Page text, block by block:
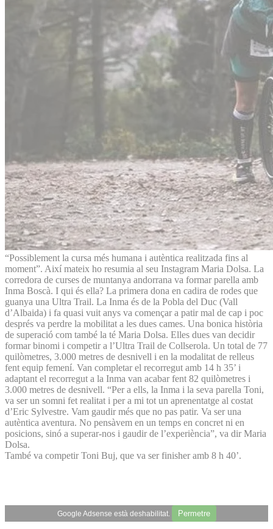
“Possiblement la cursa més humana i autèntica realitzada fins al
moment”. Així mateix ho resumia al seu Instagram Maria Dolsa. La
corredora de curses de muntanya andorrana va formar parella amb
Inma Boscà. I qui és ella? La primera dona en cadira de rodes que
guanya una Ultra Trail. La Inma és de la Pobla del Duc (Vall
d’Albaida) i fa quasi vuit anys va començar a patir mal de cap i poc
després va perdre la mobilitat a les dues cames. Una bonica història
de superació com també la té Maria Dolsa. Elles dues van decidir
formar binomi i competir a l’Ultra Trail de Collserola. Un total de 77
quilòmetres, 3.000 metres de desnivell i en la modalitat de relleus
fent equip femení. Van completar el recorregut amb 14 h 35’ i
adaptant el recorregut a la Inma van acabar fent 82 quilòmetres i
3.000 metres de desnivell. “Per a ells, la Inma i la seva parella Toni,
va ser un somni fet realitat i per a mi tot un aprenentatge al costat
d’Eric Sylvestre. Vam gaudir més que no pas patir. Va ser una
autèntica aventura. No pensàvem en un temps en concret ni en
posicions, sinó a superar-nos i gaudir de l’experiència”, va dir Maria
Dolsa.
També va competir Toni Buj, que va ser finisher amb 8 h 40’.
Google Adsense està deshabilitat. Permetre